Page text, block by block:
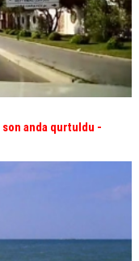
son anda qurtuldu -